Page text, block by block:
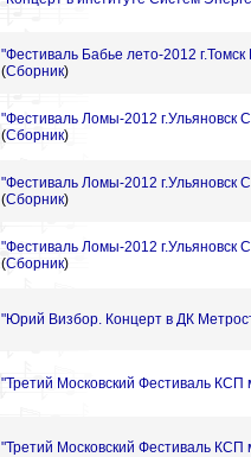
"Фестиваль Бабье лето-2012
(Сборник)
"Фестиваль Ломы-2012 г.Ульяновск
(Сборник)
"Фестиваль Ломы-2012 г.Ульяновск
(Сборник)
"Фестиваль Ломы-2012 г.Ульяновск
(Сборник)
"Юрий Визбор. Концерт в ДК
"Третий Московский Фестиваль КСП
"Третий Московский Фестиваль КСП